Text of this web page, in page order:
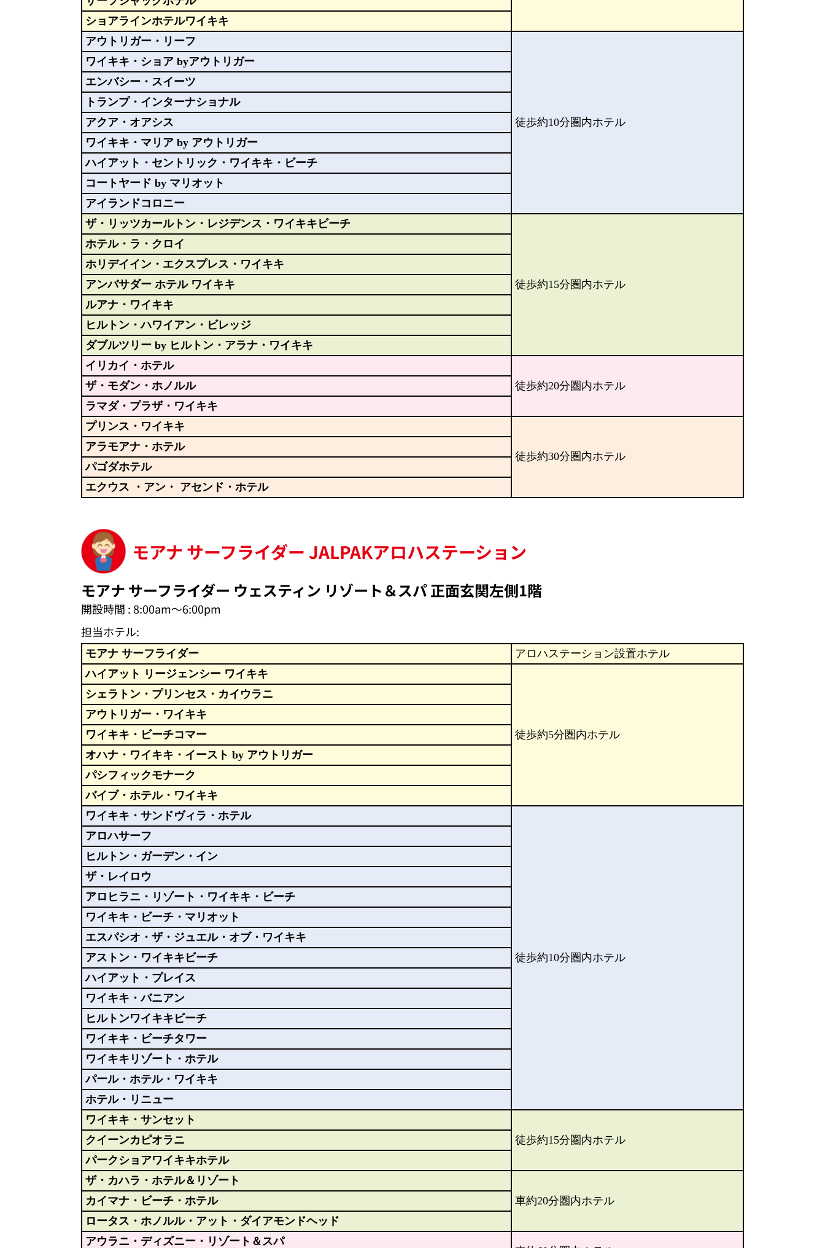
ショアラインホテルワイキキ
アウトリガー・リーフ
徒歩約10分圏内ホテル
ワイキキ・ショア byアウトリガー
エンバシー・スイーツ
トランプ・インターナショナル
アクア・オアシス
ワイキキ・マリア by アウトリガー
ハイアット・セントリック・ワイキキ・ビーチ
コートヤード by マリオット
アイランドコロニー
ザ・リッツカールトン・レジデンス・ワイキキビーチ
徒歩約15分圏内ホテル
ホテル・ラ・クロイ
ホリデイイン・エクスプレス・ワイキキ
アンバサダー ホテル ワイキキ
ルアナ・ワイキキ
ヒルトン・ハワイアン・ビレッジ
ダブルツリー by ヒルトン・アラナ・ワイキキ
イリカイ・ホテル
徒歩約20分圏内ホテル
ザ・モダン・ホノルル
ラマダ・プラザ・ワイキキ
プリンス・ワイキキ
徒歩約30分圏内ホテル
アラモアナ・ホテル
パゴダホテル
エクウス ・アン・ アセンド・ホテル
モアナ サーフライダー JALPAKアロハステーション
モアナ サーフライダー ウェスティン リゾート＆スパ 正面玄関左側1階
開設時間 : 8:00am～6:00pm
担当ホテル:
モアナ サーフライダー
アロハステーション設置ホテル
ハイアット リージェンシー ワイキキ
徒歩約5分圏内ホテル
シェラトン・プリンセス・カイウラニ
アウトリガー・ワイキキ
ワイキキ・ビーチコマー
オハナ・ワイキキ・イースト by アウトリガー
パシフィックモナーク
バイブ・ホテル・ワイキキ
ワイキキ・サンドヴィラ・ホテル
徒歩約10分圏内ホテル
アロハサーフ
ヒルトン・ガーデン・イン
ザ・レイロウ
アロヒラニ・リゾート・ワイキキ・ビーチ
ワイキキ・ビーチ・マリオット
エスパシオ・ザ・ジュエル・オブ・ワイキキ
アストン・ワイキキビーチ
ハイアット・プレイス
ワイキキ・バニアン
ヒルトンワイキキビーチ
ワイキキ・ビーチタワー
ワイキキリゾート・ホテル
パール・ホテル・ワイキキ
ホテル・リニュー
ワイキキ・サンセット
徒歩約15分圏内ホテル
クイーンカピオラニ
パークショアワイキキホテル
ザ・カハラ・ホテル＆リゾート
車約20分圏内ホテル
カイマナ・ビーチ・ホテル
ロータス・ホノルル・アット・ダイアモンドヘッド
アウラニ・ディズニー・リゾート＆スパ